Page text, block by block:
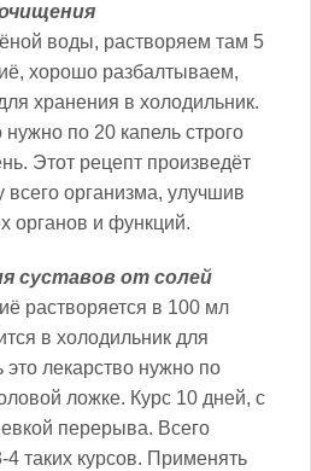
воды, растворяем там 5
хорошо разбалтываем,
хранения в холодильник.
нужно по 20 капель строго
Этот рецепт произведёт
всего организма, улучшив
органов и функций.
суставов от солей
растворяется в 100 мл
в холодильник для
лекарство нужно по
ложке. Курс 10 дней, с
перерыва. Всего
4 таких курсов. Применять